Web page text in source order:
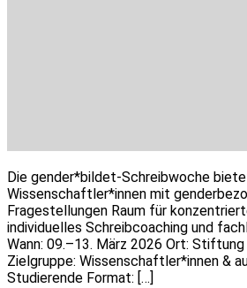
Die gender*bildet-Schreibwoche
Wissenschaftler*innen mit
Fragestellungen Raum für
individuelles Schreibcoaching und
Wann: 09.–13. März 2026 Ort:
Zielgruppe: Wissenschaftler*innen &
Studierende Format: […]